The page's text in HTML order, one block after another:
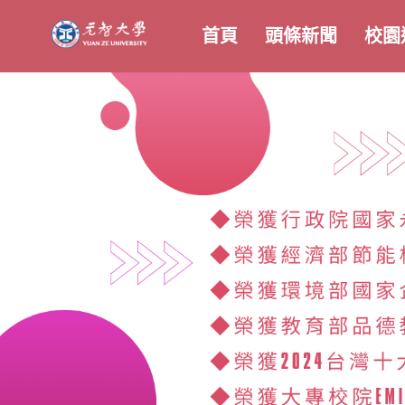
首頁 頭條新聞 校